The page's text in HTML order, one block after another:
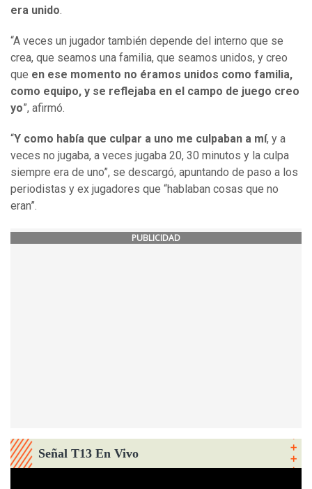
era unido.
“A veces un jugador también depende del interno que se
crea, que seamos una familia, que seamos unidos, y creo
que en ese momento no éramos unidos como familia,
como equipo, y se reflejaba en el campo de juego creo
yo”, afirmó.
“Y como había que culpar a uno me culpaban a mí, y a
veces no jugaba, a veces jugaba 20, 30 minutos y la culpa
siempre era de uno”, se descargó, apuntando de paso a los
periodistas y ex jugadores que “hablaban cosas que no
eran”.
PUBLICIDAD
Señal T13 En Vivo